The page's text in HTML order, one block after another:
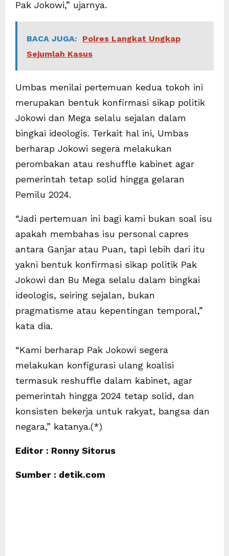
Pak Jokowi,” ujarnya.
BACA JUGA:
Polres Langkat Ungkap
Sejumlah Kasus
Umbas menilai pertemuan kedua tokoh ini
merupakan bentuk konfirmasi sikap politik
Jokowi dan Mega selalu sejalan dalam
bingkai ideologis. Terkait hal ini, Umbas
berharap Jokowi segera melakukan
perombakan atau reshuffle kabinet agar
pemerintah tetap solid hingga gelaran
Pemilu 2024.
“Jadi pertemuan ini bagi kami bukan soal isu
apakah membahas isu personal capres
antara Ganjar atau Puan, tapi lebih dari itu
yakni bentuk konfirmasi sikap politik Pak
Jokowi dan Bu Mega selalu dalam bingkai
ideologis, seiring sejalan, bukan
pragmatisme atau kepentingan temporal,”
kata dia.
“Kami berharap Pak Jokowi segera
melakukan konfigurasi ulang koalisi
termasuk reshuffle dalam kabinet, agar
pemerintah hingga 2024 tetap solid, dan
konsisten bekerja untuk rakyat, bangsa dan
negara,” katanya.(*)
Editor : Ronny Sitorus
Sumber : detik.com